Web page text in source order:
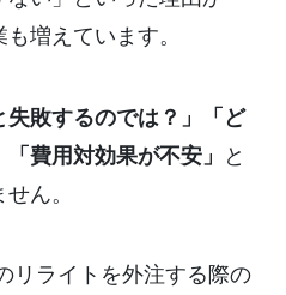
増えています。
失敗するのでは？」「ど
費用対効果が不安」 と
ん。
リライトを外注する際の